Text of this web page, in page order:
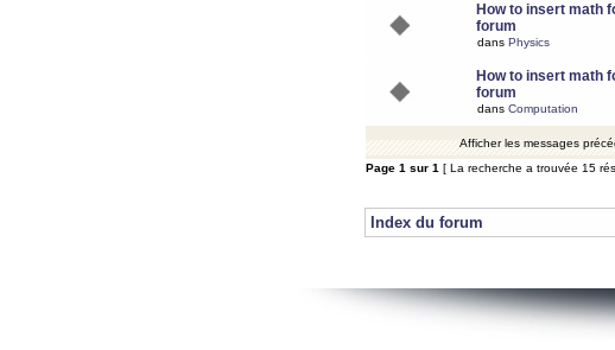
How to insert math
forum
dans Physics
How to insert math
forum
dans Computation
Afficher les messages
Page 1 sur 1 [ La recherche a trouvée 15
Index du forum